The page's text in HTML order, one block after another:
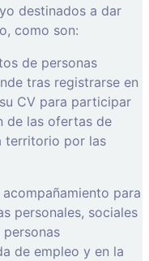
destinados a dar
como son:
de personas
tras registrarse en
CV para participar
de las ofertas de
territorio por las
para
personales, sociales
de empleo y en la